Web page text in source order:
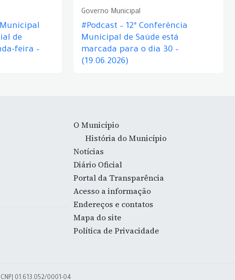
de
feira –
Governo Municipal
#Podcast – 12ª Conferência
Municipal de Saúde está
marcada para o dia 30 –
(19.06.2026)
O Município
História do Município
Notícias
Diário Oficial
Portal da Transparência
Acesso a informação
Endereços e contatos
Mapa do site
Política de Privacidade
01.613.052/0001-04